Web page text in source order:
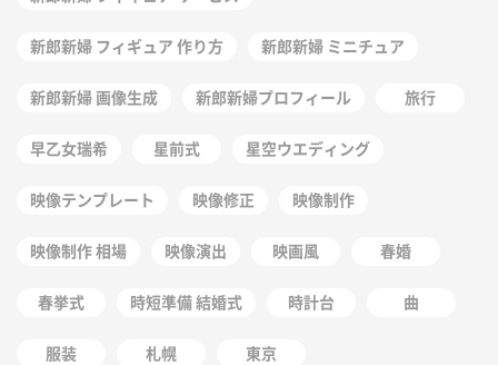
新郎新婦 フィギュア 作り方 新郎新婦 ミニチュア
新郎新婦 画像生成 新郎新婦プロフィール 旅行
早乙女瑞希 星前式 星空ウエディング
映像テンプレート 映像修正 映像制作
映像制作 相場 映像演出 映画風 春婚
春挙式 時短準備 結婚式 時計台 曲
服装 札幌 東京